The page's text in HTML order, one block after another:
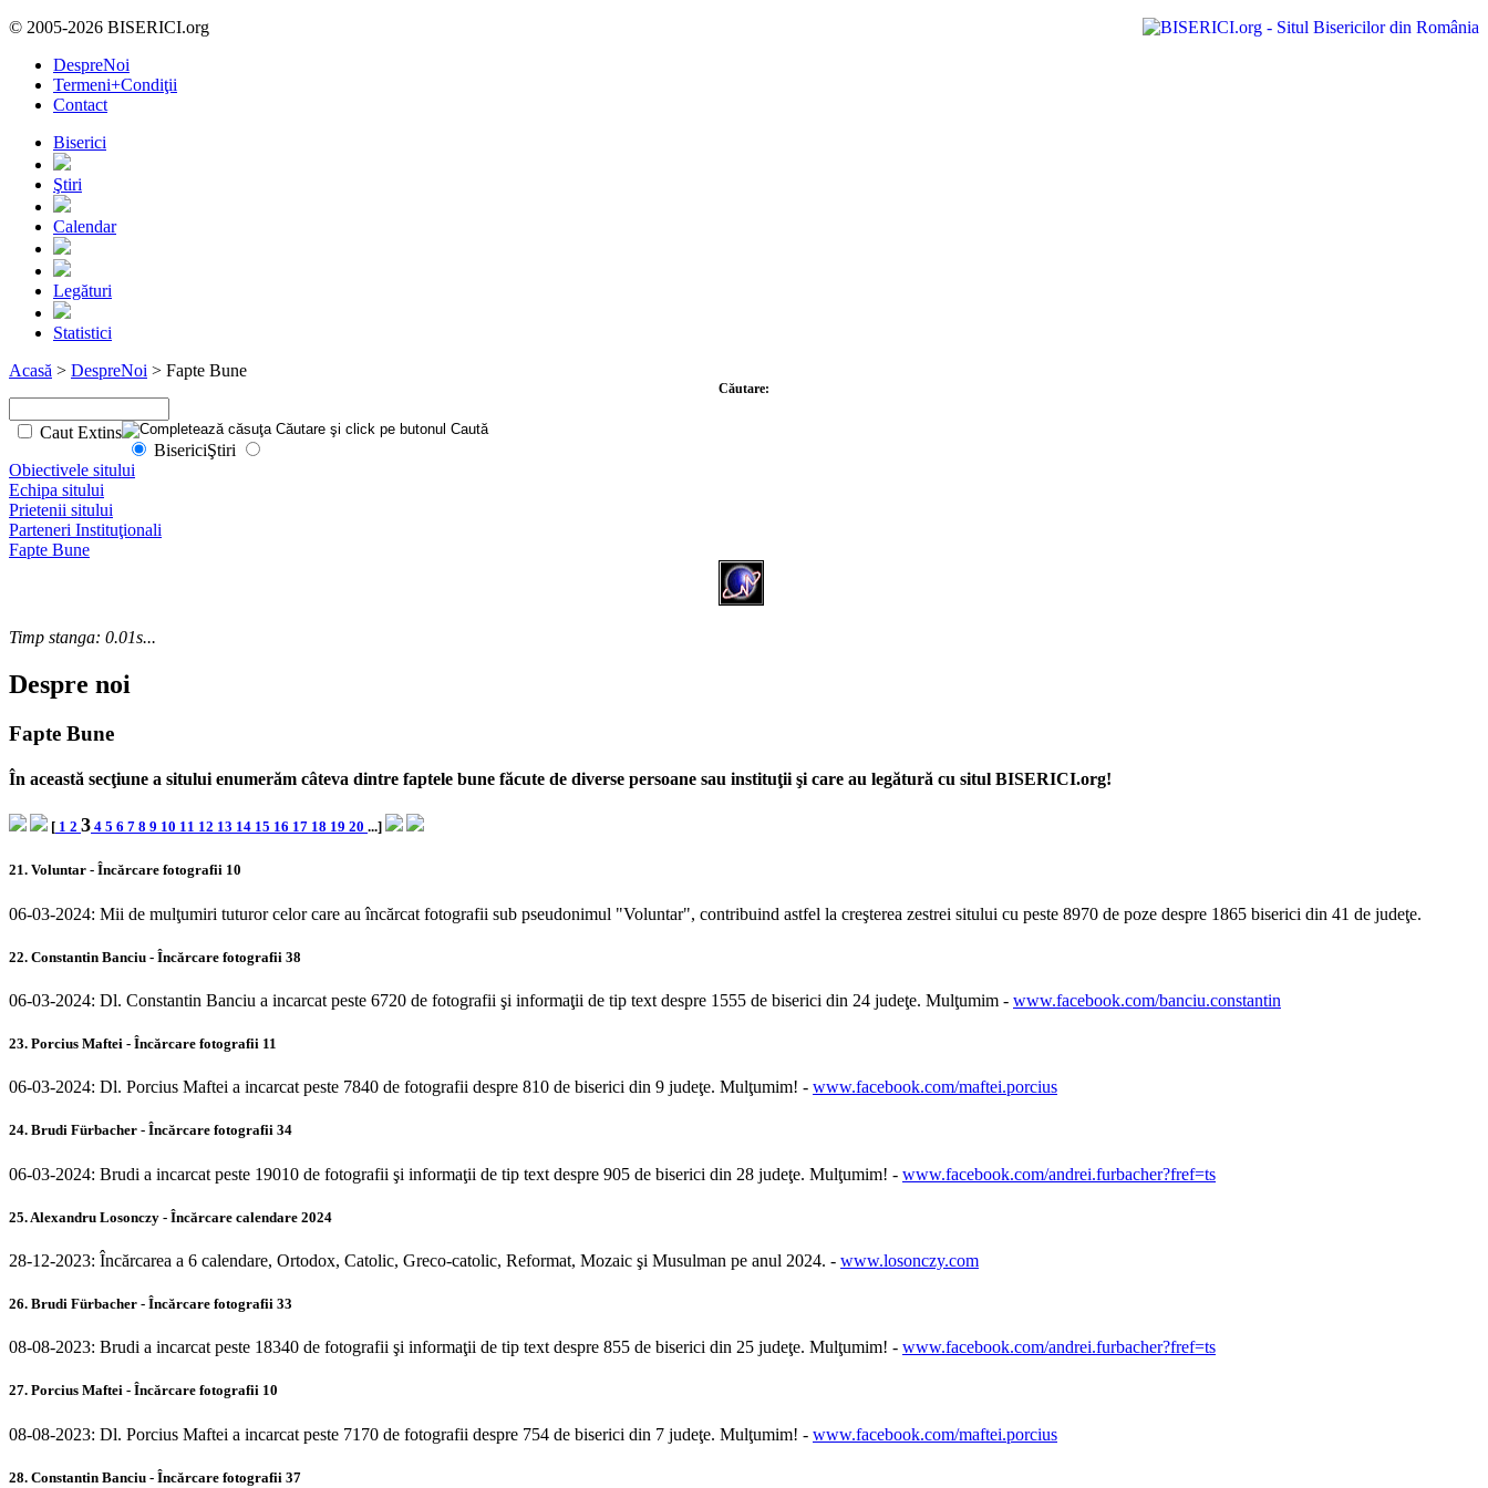
© 2005-2026 BISERICI.org
DespreNoi
Termeni+Condiţii
Contact
Biserici
Ştiri
Calendar
Legături
Statistici
Acasă > DespreNoi > Fapte Bune
Căutare:
Caut Extins
BisericiŞtiri
Obiectivele sitului
Echipa sitului
Prietenii sitului
Parteneri Instituţionali
Fapte Bune
Timp stanga: 0.01s...
Despre noi
Fapte Bune
În această secţiune a sitului enumerăm câteva dintre faptele bune făcute de diverse persoane sau instituţii şi care au legătură cu situl BISERICI.org!
[ 1 2 3 4 5 6 7 8 9 10 11 12 13 14 15 16 17 18 19 20 ...]
21. Voluntar - Încărcare fotografii 10
06-03-2024: Mii de mulţumiri tuturor celor care au încărcat fotografii sub pseudonimul "Voluntar", contribuind astfel la creşterea zestrei sitului cu peste 8970 de poze despre 1865 biserici din 41 de judeţe.
22. Constantin Banciu - Încărcare fotografii 38
06-03-2024: Dl. Constantin Banciu a incarcat peste 6720 de fotografii şi informaţii de tip text despre 1555 de biserici din 24 judeţe. Mulţumim - www.facebook.com/banciu.constantin
23. Porcius Maftei - Încărcare fotografii 11
06-03-2024: Dl. Porcius Maftei a incarcat peste 7840 de fotografii despre 810 de biserici din 9 judeţe. Mulţumim! - www.facebook.com/maftei.porcius
24. Brudi Fürbacher - Încărcare fotografii 34
06-03-2024: Brudi a incarcat peste 19010 de fotografii şi informaţii de tip text despre 905 de biserici din 28 judeţe. Mulţumim! - www.facebook.com/andrei.furbacher?fref=ts
25. Alexandru Losonczy - Încărcare calendare 2024
28-12-2023: Încărcarea a 6 calendare, Ortodox, Catolic, Greco-catolic, Reformat, Mozaic şi Musulman pe anul 2024. - www.losonczy.com
26. Brudi Fürbacher - Încărcare fotografii 33
08-08-2023: Brudi a incarcat peste 18340 de fotografii şi informaţii de tip text despre 855 de biserici din 25 judeţe. Mulţumim! - www.facebook.com/andrei.furbacher?fref=ts
27. Porcius Maftei - Încărcare fotografii 10
08-08-2023: Dl. Porcius Maftei a incarcat peste 7170 de fotografii despre 754 de biserici din 7 judeţe. Mulţumim! - www.facebook.com/maftei.porcius
28. Constantin Banciu - Încărcare fotografii 37